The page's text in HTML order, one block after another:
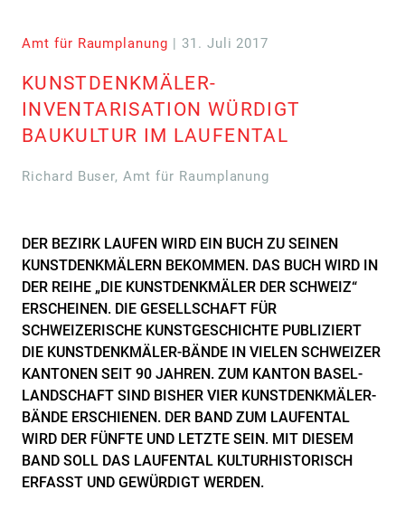
Amt für Raumplanung | 31. Juli 2017
KUNSTDENKMÄLER-
INVENTARISATION WÜRDIGT
BAUKULTUR IM LAUFENTAL
Richard Buser, Amt für Raumplanung
DER BEZIRK LAUFEN WIRD EIN BUCH ZU SEINEN
KUNSTDENKMÄLERN BEKOMMEN. DAS BUCH WIRD IN
DER REIHE „DIE KUNSTDENKMÄLER DER SCHWEIZ“
ERSCHEINEN. DIE GESELLSCHAFT FÜR
SCHWEIZERISCHE KUNSTGESCHICHTE PUBLIZIERT
DIE KUNSTDENKMÄLER-BÄNDE IN VIELEN SCHWEIZER
KANTONEN SEIT 90 JAHREN. ZUM KANTON BASEL-
LANDSCHAFT SIND BISHER VIER KUNSTDENKMÄLER-
BÄNDE ERSCHIENEN. DER BAND ZUM LAUFENTAL
WIRD DER FÜNFTE UND LETZTE SEIN. MIT DIESEM
BAND SOLL DAS LAUFENTAL KULTURHISTORISCH
ERFASST UND GEWÜRDIGT WERDEN.